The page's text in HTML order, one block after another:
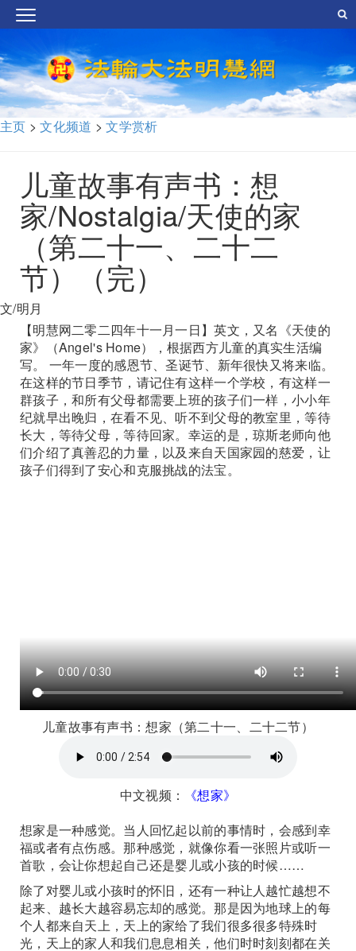
主页 >文化频道 >文学赏析
儿童故事有声书：想
家/Nostalgia/天使的家
（第二十一、二十二
节）（完）
文/明月
【明慧网二零二四年十一月一日】英文，又名《天使的
家》（Angel's Home），根据西方儿童的真实生活编
写。 一年一度的感恩节、圣诞节、新年很快又将来临。
在这样的节日季节，请记住有这样一个学校，有这样一
群孩子，和所有父母都需要上班的孩子们一样，小小年
纪就早出晚归，在看不见、听不到父母的教室里，等待
长大，等待父母，等待回家。幸运的是，琼斯老师向他
们介绍了真善忍的力量，以及来自天国家园的慈爱，让
孩子们得到了安心和克服挑战的法宝。
儿童故事有声书：想家（第二十一、二十二节）
中文视频：
《想家》
想家是一种感觉。当人回忆起以前的事情时，会感到幸
福或者有点伤感。那种感觉，就像你看一张照片或听一
首歌，会让你想起自己还是婴儿或小孩的时候……
除了对婴儿或小孩时的怀旧，还有一种让人越忙越想不
起来、越长大越容易忘却的感觉。那是因为地球上的每
个人都来自天上，天上的家给了我们很多很多特殊时
光，天上的家人和我们息息相关，他们时时刻刻都在关